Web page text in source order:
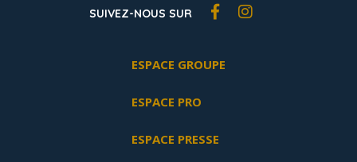
SUIVEZ-NOUS SUR
ESPACE GROUPE
ESPACE PRO
ESPACE PRESSE